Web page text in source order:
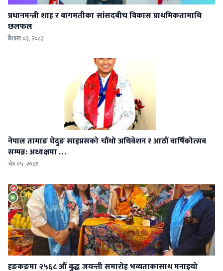
प्रधानमन्त्री शाह र बागमतीका सांसदबीच विकास प्राथमिकतामाथि
छलफल
बैशाख ०३, २०८३
नेपाल तामाङ घेदुङ साइप्रसको चौंथो अधिवेशन र आठौं वार्षिकोत्सब
सम्पन्न: अध्यक्षमा …
चैत्र ०५, २०८१
हङकङमा २५६८ औं बुद्ध जयन्ती समारोह भव्यताकासाथ मनाइयो